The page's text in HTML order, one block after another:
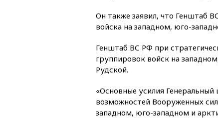
Он также заявил, что Генштаб
войска на западном, юго-
Генштаб ВС РФ при
группировок войск на
Рудской.
«Основные усилия
возможностей Вооруженных
западном, юго-западном и